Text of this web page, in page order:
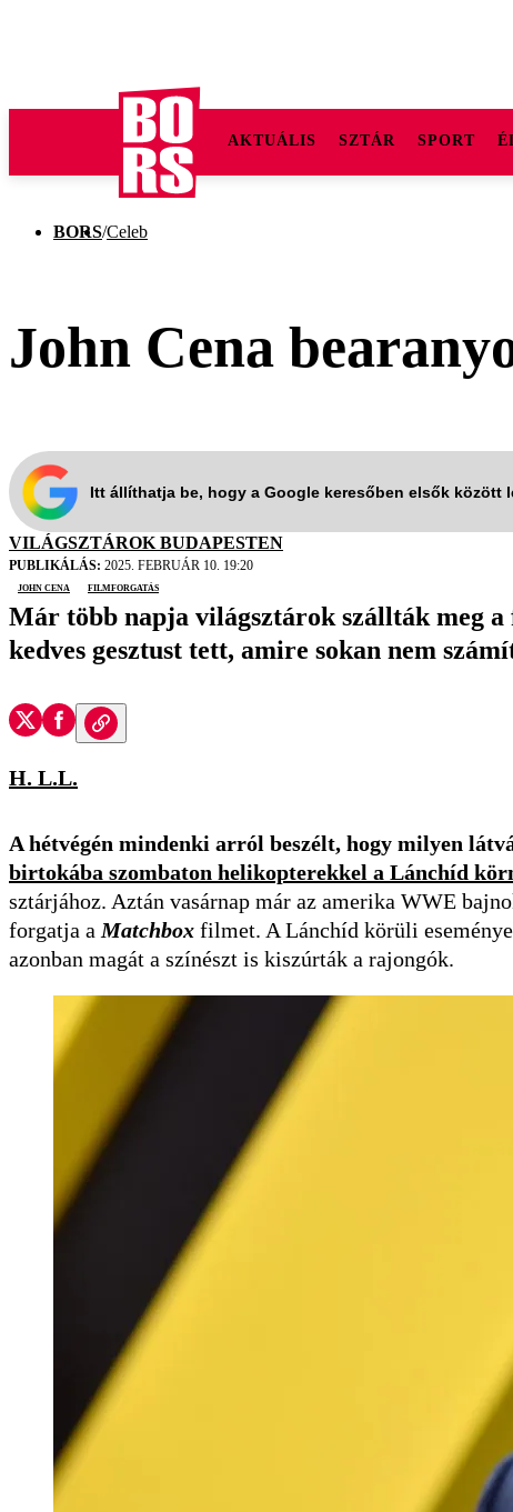
AKTUÁLIS SZTÁR SPORT
BORS/Celeb
John Cena
Itt állíthatja be, hogy a Google keresőben elsők között
VILÁGSZTÁROK BUDAPESTEN
PUBLIKÁLÁS: 2025. FEBRUÁR 10. 19:20
John Cena
filmforgatás
Már több napja világsztárok szállták meg
kedves gesztust tett, amire sokan nem
H. L.L.
A hétvégén mindenki arról beszélt, hogy milyen
birtokába szombaton helikopterekkel a Lánchíd
sztárjához. Aztán vasárnap már az amerika WWE
forgatja a Matchbox filmet. A Lánchíd körüli
azonban magát a színészt is kiszúrták a rajongók.